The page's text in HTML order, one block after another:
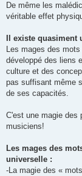
De même les
véritable effet
Il existe
Les mages des
développé des liens
culture et des
pas suffisant même
de ses capacités.
C'est une magie des
musiciens!
Les mages des
universelle :
-La magie des «